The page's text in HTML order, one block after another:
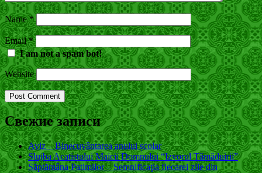
Name*
Email*
I am not a spam bot!
Website
Свежие записи
Aviz – Binecuvântarea anului școlar
Slujba Acatistului Maicii Domnului “Izvorul Tămăduirii”
Săptămâna Patimilor – Semnificaţia fiecarei zile din